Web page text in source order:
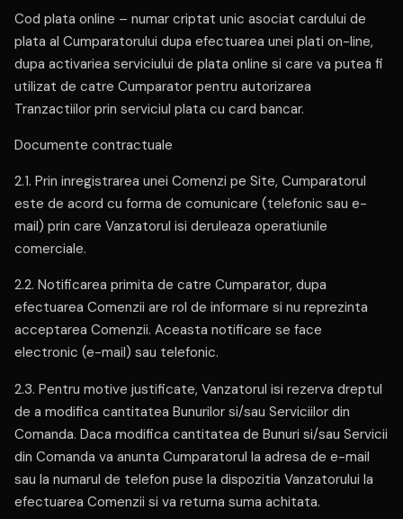
Cod plata online – numar criptat unic asociat cardului de
plata al Cumparatorului dupa efectuarea unei plati on-line,
dupa activariea serviciului de plata online si care va putea fi
utilizat de catre Cumparator pentru autorizarea
Tranzactiilor prin serviciul plata cu card bancar.
Documente contractuale
2.1. Prin inregistrarea unei Comenzi pe Site, Cumparatorul
este de acord cu forma de comunicare (telefonic sau e-
mail) prin care Vanzatorul isi deruleaza operatiunile
comerciale.
2.2. Notificarea primita de catre Cumparator, dupa
efectuarea Comenzii are rol de informare si nu reprezinta
acceptarea Comenzii. Aceasta notificare se face
electronic (e-mail) sau telefonic.
2.3. Pentru motive justificate, Vanzatorul isi rezerva dreptul
de a modifica cantitatea Bunurilor si/sau Serviciilor din
Comanda. Daca modifica cantitatea de Bunuri si/sau Servicii
din Comanda va anunta Cumparatorul la adresa de e-mail
sau la numarul de telefon puse la dispozitia Vanzatorului la
efectuarea Comenzii si va returna suma achitata.